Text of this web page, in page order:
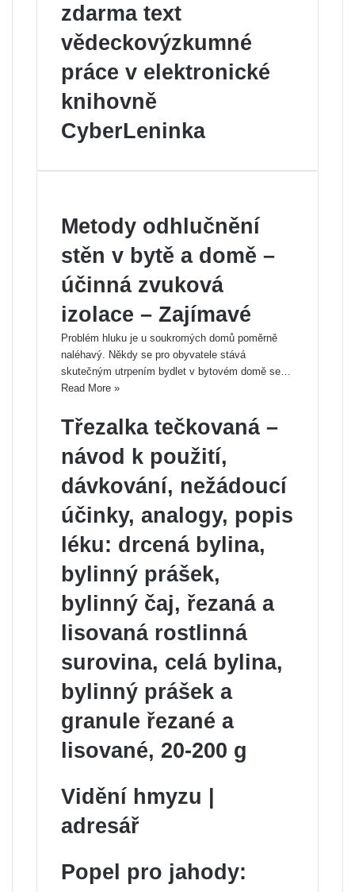
zdarma text
vědeckovýzkumné
práce v elektronické
knihovně
CyberLeninka
Metody odhlučnění
stěn v bytě a domě –
účinná zvuková
izolace – Zajímavé
Problém hluku je u soukromých domů poměrně
naléhavý. Někdy se pro obyvatele stává
skutečným utrpením bydlet v bytovém domě se…
Read More »
Třezalka tečkovaná –
návod k použití,
dávkování, nežádoucí
účinky, analogy, popis
léku: drcená bylina,
bylinný prášek,
bylinný čaj, řezaná a
lisovaná rostlinná
surovina, celá bylina,
bylinný prášek a
granule řezané a
lisované, 20-200 g
Vidění hmyzu |
adresář
Popel pro jahody: